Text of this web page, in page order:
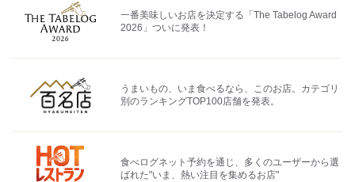
一番美味しいお店を決定する「The Tabelog Award
2026」ついに発表！
うまいもの、いま食べるなら、このお店。カテゴリ
別のランキングTOP100店舗を発表。
食べログネット予約を通じ、多くのユーザーから選
ばれた"いま、熱い注目を集めるお店"